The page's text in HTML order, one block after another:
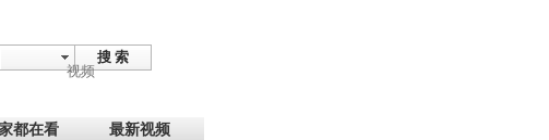
搜 索
视频
都在看 最新视频